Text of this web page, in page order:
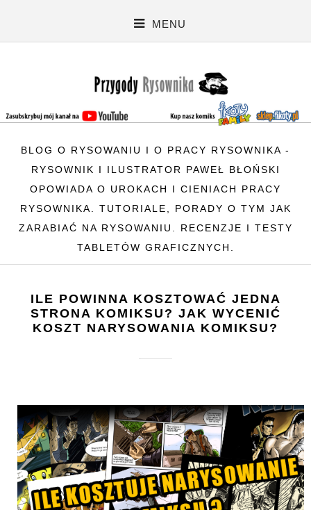
MENU
BLOG O RYSOWANIU I O PRACY RYSOWNIKA -
RYSOWNIK I ILUSTRATOR PAWEŁ BŁOŃSKI
OPOWIADA O UROKACH I CIENIACH PRACY
RYSOWNIKA. TUTORIALE, PORADY O TYM JAK
ZARABIAĆ NA RYSOWANIU. RECENZJE I TESTY
TABLETÓW GRAFICZNYCH.
ILE POWINNA KOSZTOWAĆ JEDNA
STRONA KOMIKSU? JAK WYCENIĆ
KOSZT NARYSOWANIA KOMIKSU?